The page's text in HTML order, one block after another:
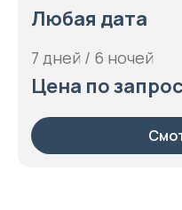
Любая дата
7 дней / 6 ночей
Цена по